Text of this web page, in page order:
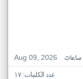
Aug 09, 2026
عدد الكلمات: ١٧